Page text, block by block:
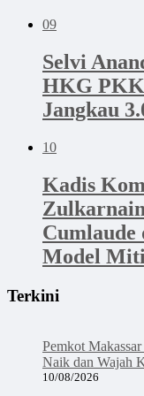
09
Selvi
HKG PKK
Jangkau
10
Kadis
Cumlaude
Model
Terkini
Pemkot
Naik dan Wajah
10/08/2026